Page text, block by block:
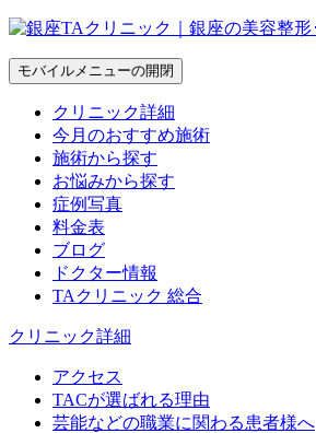
モバイルメニューの開閉
クリニック詳細
今月のおすすめ施術
施術から探す
お悩みから探す
症例写真
料金表
ブログ
ドクター情報
TAクリニック 総合
クリニック詳細
アクセス
TACが選ばれる理由
芸能などの職業に関わる患者様へ